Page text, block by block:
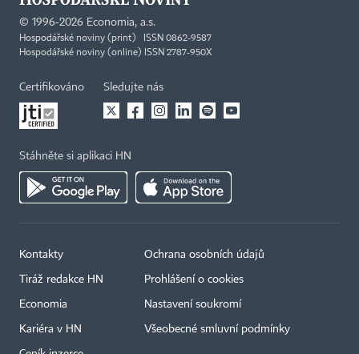
© 1996-2026 Economia, a.s.
Hospodářské noviny (print) ISSN 0862-9587
Hospodářské noviny (online) ISSN 2787-950X
Certifikováno Sledujte nás
Stáhněte si aplikaci HN
Kontakty
Tiráž redakce HN
Economia
Kariéra v HN
Ochrana osobních údajů
Prohlášení o cookies
Nastavení soukromí
Všeobecné smluvní podmínky